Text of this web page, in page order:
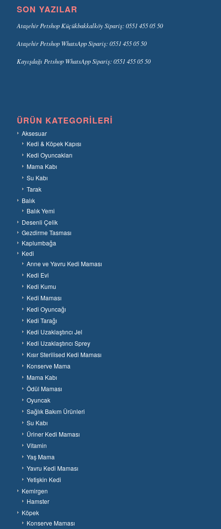
SON YAZILAR
Ataşehir Petshop Küçükbakkalköy Sipariş: 0551 455 05 50
Ataşehir Petshop WhatsApp Sipariş: 0551 455 05 50
Kayışdağı Petshop WhatsApp Sipariş: 0551 455 05 50
ÜRÜN KATEGORILERI
Aksesuar
Kedi & Köpek Kapısı
Kedi Oyuncakları
Mama Kabı
Su Kabı
Tarak
Balık
Balık Yemi
Desenli Çelik
Gezdirme Tasması
Kaplumbağa
Kedi
Anne ve Yavru Kedi Maması
Kedi Evi
Kedi Kumu
Kedi Maması
Kedi Oyuncağı
Kedi Tarağı
Kedi Uzaklaştırıcı Jel
Kedi Uzaklaştırıcı Sprey
Kısır Sterilised Kedi Maması
Konserve Mama
Mama Kabı
Ödül Maması
Oyuncak
Sağlık Bakım Ürünleri
Su Kabı
Üriner Kedi Maması
Vitamin
Yaş Mama
Yavru Kedi Maması
Yetişkin Kedi
Kemirgen
Hamster
Köpek
Konserve Maması